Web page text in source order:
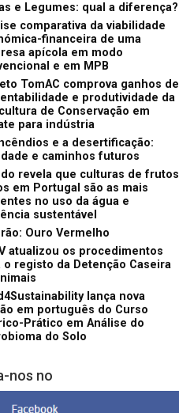
e Legumes: qual a diferença?
comparativa da viabilidade
financeira de uma
apícola em modo
e em MPB
TomAC comprova ganhos de
e produtividade da
de Conservação em
para indústria
e a desertificação:
e caminhos futuros
revela que culturas de frutos
em Portugal são as mais
no uso da água e
sustentável
Ouro Vermelho
atualizou os procedimentos
o registo da Detenção Caseira
lança nova
em português do Curso
Prático em Análise do
do Solo
nos no